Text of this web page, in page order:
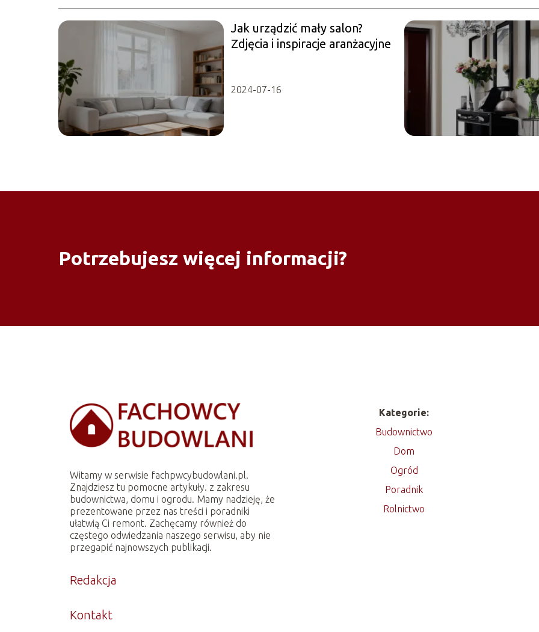
Jak urządzić mały salon?
Zdjęcia i inspiracje aranżacyjne
2024-07-16
Potrzebujesz więcej informacji?
Witamy w serwisie fachpwcybudowlani.pl.
Znajdziesz tu pomocne artykuły. z zakresu
budownictwa, domu i ogrodu. Mamy nadzieję, że
prezentowane przez nas treści i poradniki
ułatwią Ci remont. Zachęcamy również do
częstego odwiedzania naszego serwisu, aby nie
przegapić najnowszych publikacji.
Redakcja
Kontakt
Kategorie:
Budownictwo
Dom
Ogród
Poradnik
Rolnictwo